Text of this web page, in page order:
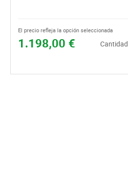
1.198,00 €
El precio refleja la opción seleccionada
Cantidad